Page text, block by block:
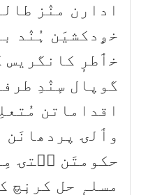
ادارن منٛز
خۄدکشیَن ہُنٛد
خٲطرٕ کانگریس
گوپال سٕنٛدِ
اقداماتن
وٲلۍ پردھانَن
حکومتَن سۭتۍ
مسلہٕ حل کرنٕچ